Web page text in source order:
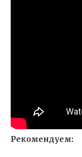
Рекомендуем: